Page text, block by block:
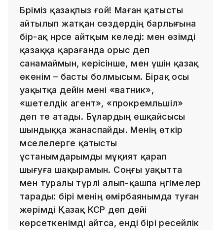
Бәріміз қазақпыз ғой! Маған қатысты
айтылып жатқан сөздердің барлығына
бір-ақ нәрсе айтқым келеді: мен өзімді
қазаққа қарағанда орыс деп
санамаймын, керісінше, мен үшін қазақ
екенім – басты болмысым. Бірақ осы
уақытқа дейін мені «ватник»,
«шетелдік агент», «прокремльшіл»
деп те атады. Бұлардың ешқайсысы
шындыққа жанаспайды. Менің өткір
мәселелерге қатысты
ұстанымдарымды мұқият қарап
шығуға шақырамын. Соңғы уақытта
мен туралы түрлі алып-қашпа әңгімелер
тарады: бірі менің өмірбаянымда туған
жерімді Қазақ КСР деп әдейі
көрсеткенімді айтса, енді бірі ресейлік